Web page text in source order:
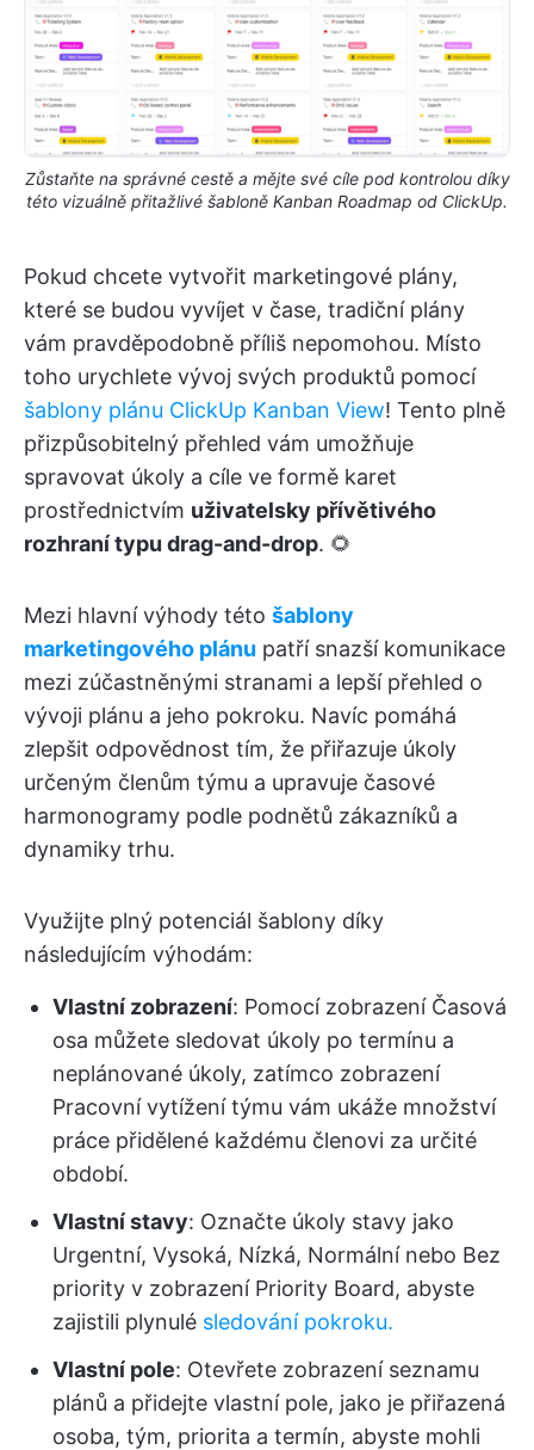
Zůstaňte na správné cestě a mějte své cíle pod kontrolou díky
této vizuálně přitažlivé šabloně Kanban Roadmap od ClickUp.
Pokud chcete vytvořit marketingové plány,
které se budou vyvíjet v čase, tradiční plány
vám pravděpodobně příliš nepomohou. Místo
toho urychlete vývoj svých produktů pomocí
šablony plánu ClickUp Kanban View! Tento plně
přizpůsobitelný přehled vám umožňuje
spravovat úkoly a cíle ve formě karet
prostřednictvím uživatelsky přívětivého
rozhraní typu drag-and-drop. 🌻
Mezi hlavní výhody této šablony
marketingového plánu patří snazší komunikace
mezi zúčastněnými stranami a lepší přehled o
vývoji plánu a jeho pokroku. Navíc pomáhá
zlepšit odpovědnost tím, že přiřazuje úkoly
určeným členům týmu a upravuje časové
harmonogramy podle podnětů zákazníků a
dynamiky trhu.
Využijte plný potenciál šablony díky
následujícím výhodám:
Vlastní zobrazení: Pomocí zobrazení Časová
osa můžete sledovat úkoly po termínu a
neplánované úkoly, zatímco zobrazení
Pracovní vytížení týmu vám ukáže množství
práce přidělené každému členovi za určité
období.
Vlastní stavy: Označte úkoly stavy jako
Urgentní, Vysoká, Nízká, Normální nebo Bez
priority v zobrazení Priority Board, abyste
zajistili plynulé sledování pokroku.
Vlastní pole: Otevřete zobrazení seznamu
plánů a přidejte vlastní pole, jako je přiřazená
osoba, tým, priorita a termín, abyste mohli